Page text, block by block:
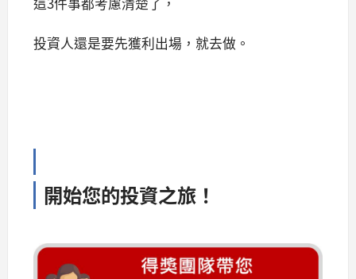
投資人還是要先獲利出場，就去做。
開始您的投資之旅！